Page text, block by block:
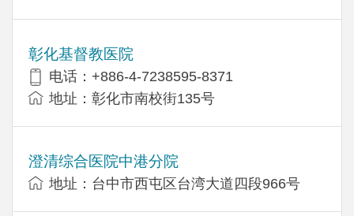
彰化基督教医院
电话：+886-4-7238595-8371
地址：彰化市南校街135号
澄清综合医院中港分院
地址：台中市西屯区台湾大道四段966号